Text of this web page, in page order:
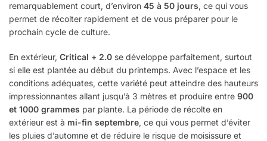
remarquablement court, d’environ 45 à 50 jours, ce qui vous
permet de récolter rapidement et de vous préparer pour le
prochain cycle de culture.
En extérieur, Critical + 2.0 se développe parfaitement, surtout
si elle est plantée au début du printemps. Avec l’espace et les
conditions adéquates, cette variété peut atteindre des hauteurs
impressionnantes allant jusqu’à 3 mètres et produire entre 900
et 1000 grammes par plante. La période de récolte en
extérieur est à mi-fin septembre, ce qui vous permet d’éviter
les pluies d’automne et de réduire le risque de moisissure et